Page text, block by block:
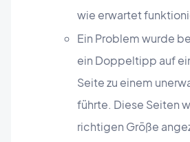
wie erwartet
Ein Problem wurde
ein Doppeltipp auf
Seite zu einem
führte. Diese Seiten
richtigen Größe